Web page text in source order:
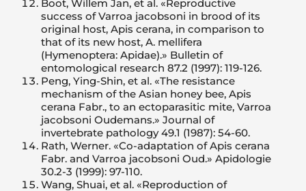
Boot, Willem Jan, et al. «Reproductive
success of Varroa jacobsoni in brood of its
original host, Apis cerana, in comparison to
that of its new host, A. mellifera
(Hymenoptera: Apidae).» Bulletin of
entomological research 87.2 (1997): 119-126.
Peng, Ying-Shin, et al. «The resistance
mechanism of the Asian honey bee, Apis
cerana Fabr., to an ectoparasitic mite, Varroa
jacobsoni Oudemans.» Journal of
invertebrate pathology 49.1 (1987): 54-60.
Rath, Werner. «Co-adaptation of Apis cerana
Fabr. and Varroa jacobsoni Oud.» Apidologie
30.2-3 (1999): 97-110.
Wang, Shuai, et al. «Reproduction of